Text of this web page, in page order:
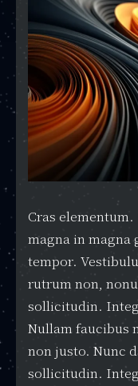
Cras
magna in
tempor.
rutrum non,
sollicitudin.
Nullam faucibus
non justo. Nunc
sollicitudin.